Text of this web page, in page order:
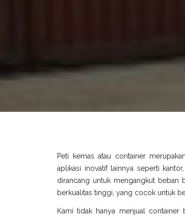
Peti kemas atau container
aplikasi inovatif lainnya seperti
dirancang untuk mengangkut
berkualitas tinggi, yang cocok untuk
Kami tidak hanya menjual